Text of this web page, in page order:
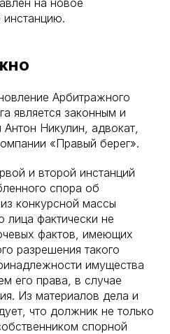
на новое
Арбитражного
является законным и
Никулин, адвокат,
«Правый берег».
и второй инстанций
спора об
конкурсной массы
лица фактически не
фактов, имеющих
разрешения такого
имущества
его права, в случае
Из материалов дела и
что должник не только
спорной